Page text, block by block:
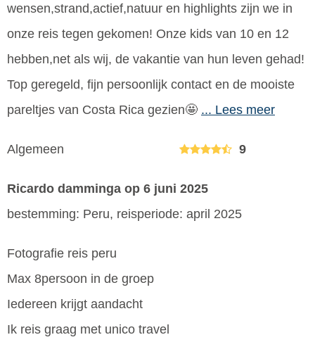
wensen,strand,actief,natuur en highlights zijn we in
onze reis tegen gekomen! Onze kids van 10 en 12
hebben,net als wij, de vakantie van hun leven gehad!
Top geregeld, fijn persoonlijk contact en de mooiste
pareltjes van Costa Rica gezien🤩 ... Lees meer
Algemeen 9
Ricardo damminga op 6 juni 2025
bestemming: Peru, reisperiode: april 2025
Fotografie reis peru
Max 8persoon in de groep
Iedereen krijgt aandacht
Ik reis graag met unico travel